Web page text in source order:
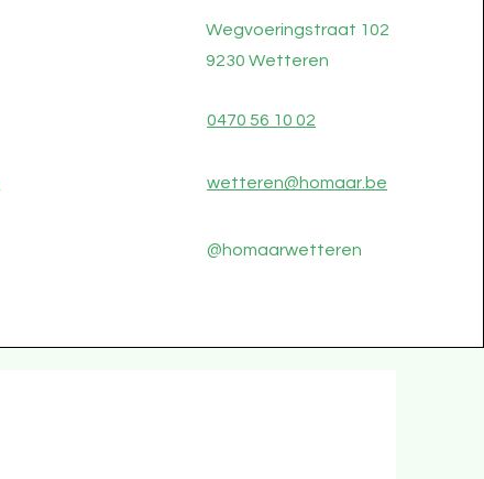
Wegvoeringstraat 102
9230 Wetteren
0470 56 10 02
wetteren@homaar.be
@homaarwetteren